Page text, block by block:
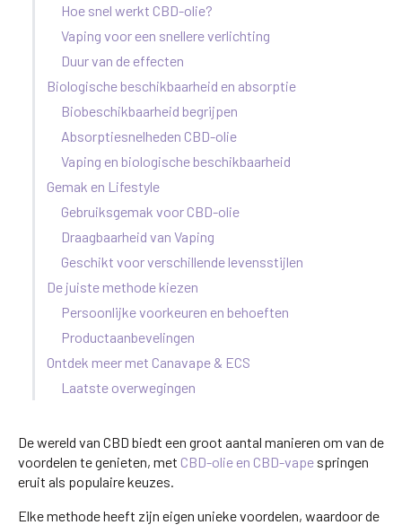
Hoe snel werkt CBD-olie?
Vaping voor een snellere verlichting
Duur van de effecten
Biologische beschikbaarheid en absorptie
Biobeschikbaarheid begrijpen
Absorptiesnelheden CBD-olie
Vaping en biologische beschikbaarheid
Gemak en Lifestyle
Gebruiksgemak voor CBD-olie
Draagbaarheid van Vaping
Geschikt voor verschillende levensstijlen
De juiste methode kiezen
Persoonlijke voorkeuren en behoeften
Productaanbevelingen
Ontdek meer met Canavape & ECS
Laatste overwegingen
De wereld van CBD biedt een groot aantal manieren om van de
voordelen te genieten, met CBD-olie en CBD-vape springen
eruit als populaire keuzes.
Elke methode heeft zijn eigen unieke voordelen, waardoor de